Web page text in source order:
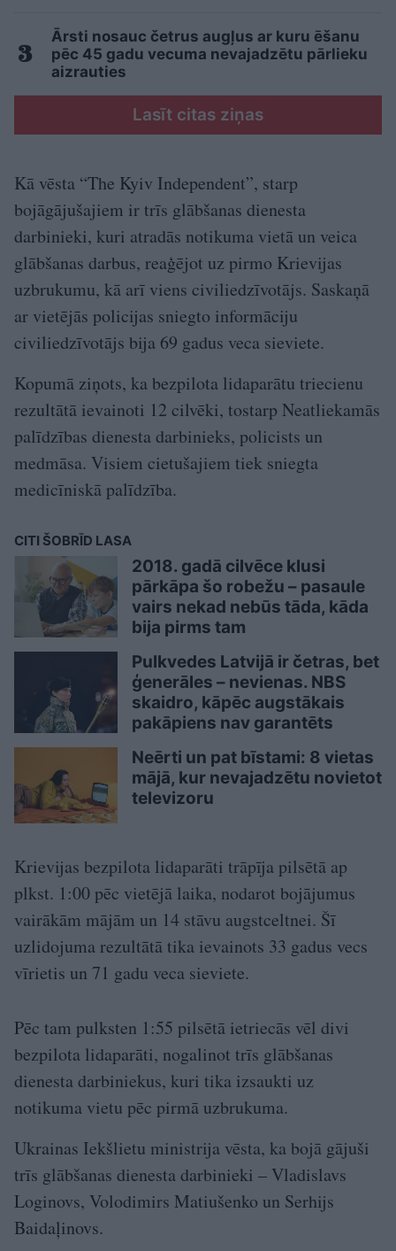
Ārsti nosauc četrus augļus ar kuru ēšanu
pēc 45 gadu vecuma nevajadzētu pārlieku
aizrauties
Lasīt citas ziņas
Kā vēsta “The Kyiv Independent”, starp
bojāgājušajiem ir trīs glābšanas dienesta
darbinieki, kuri atradās notikuma vietā un veica
glābšanas darbus, reaģējot uz pirmo Krievijas
uzbrukumu, kā arī viens civiliedzīvotājs. Saskaņā
ar vietējās policijas sniegto informāciju
civiliedzīvotājs bija 69 gadus veca sieviete.
Kopumā ziņots, ka bezpilota lidaparātu triecienu
rezultātā ievainoti 12 cilvēki, tostarp Neatliekamās
palīdzības dienesta darbinieks, policists un
medmāsa. Visiem cietušajiem tiek sniegta
medicīniskā palīdzība.
CITI ŠOBRĪD LASA
2018. gadā cilvēce klusi
pārkāpa šo robežu – pasaule
vairs nekad nebūs tāda, kāda
bija pirms tam
Pulkvedes Latvijā ir četras, bet
ģenerāles – nevienas. NBS
skaidro, kāpēc augstākais
pakāpiens nav garantēts
Neērti un pat bīstami: 8 vietas
mājā, kur nevajadzētu novietot
televizoru
Krievijas bezpilota lidaparāti trāpīja pilsētā ap
plkst. 1:00 pēc vietējā laika, nodarot bojājumus
vairākām mājām un 14 stāvu augstceltnei. Šī
uzlidojuma rezultātā tika ievainots 33 gadus vecs
vīrietis un 71 gadu veca sieviete.
Pēc tam pulksten 1:55 pilsētā ietriecās vēl divi
bezpilota lidaparāti, nogalinot trīs glābšanas
dienesta darbiniekus, kuri tika izsaukti uz
notikuma vietu pēc pirmā uzbrukuma.
Ukrainas Iekšlietu ministrija vēsta, ka bojā gājuši
trīs glābšanas dienesta darbinieki – Vladislavs
Loginovs, Volodimirs Matiušenko un Serhijs
Baidaļinovs.